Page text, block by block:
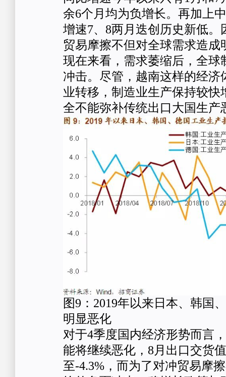
余6个月均为负增长。再加上
增速7、8两月迭创历史新低。
贸易摩擦不但对全球需求造成
现在来看，需求萎缩后，全球
冲击。尽管，越南这样的经济
业转移，制造业生产保持较快
全不能弥补传统出口大国生产
图9：2019年以来日本、韩国
明显恶化
对于4季度国内经济形势而言
能将继续恶化，8月出口交货
至-4.3%，而为了对冲贸易摩